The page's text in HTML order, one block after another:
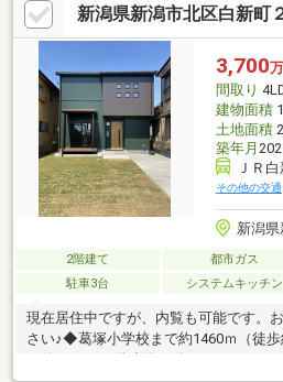
と爽やかな風が室内に広がり、毎日の
■縦と横に広がるゆとりある空間。吹
りと、ワンフロアの横の広がりで、開
新潟県新潟市北区白新町
3,700
間取り
建物面積
土地面積
築年月
ＪＲ
その他の交通
新潟県
2階建て 都市ガス
駐車3台
システムキッチン
現在居住中ですが、内覧も可能です。
さい♪◆葛塚小学校まで約1460ｍ（徒